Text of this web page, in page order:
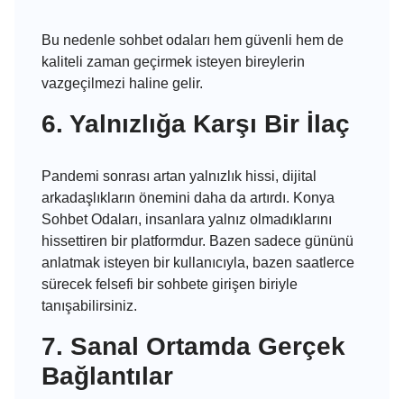
Bu nedenle sohbet odaları hem güvenli hem de
kaliteli zaman geçirmek isteyen bireylerin
vazgeçilmezi haline gelir.
6. Yalnızlığa Karşı Bir İlaç
Pandemi sonrası artan yalnızlık hissi, dijital
arkadaşlıkların önemini daha da artırdı. Konya
Sohbet Odaları, insanlara yalnız olmadıklarını
hissettiren bir platformdur. Bazen sadece gününü
anlatmak isteyen bir kullanıcıyla, bazen saatlerce
sürecek felsefi bir sohbete girişen biriyle
tanışabilirsiniz.
7. Sanal Ortamda Gerçek
Bağlantılar